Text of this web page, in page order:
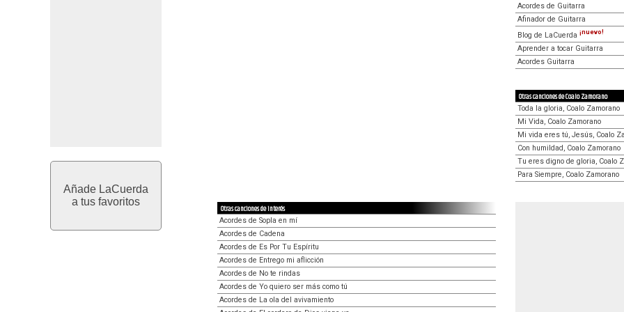
Añade LaCuerda
a tus favoritos
Acordes de Guitarra
Afinador de Guitarra
Blog de LaCuerda ¡nuevo!
Aprender a tocar Guitarra
Acordes Guitarra
Otras canciones de Coalo Zamorano
Toda la gloria, Coalo Zamorano
Mi Vida, Coalo Zamorano
Mi vida eres tú, Jesús, Coalo
Con humildad, Coalo Zamorano
Tu eres digno de gloria, Coalo
Para Siempre, Coalo Zamorano
Otras canciones de interés
Acordes de Sopla en mí
Acordes de Cadena
Acordes de Es Por Tu Espíritu
Acordes de Entrego mi aflicción
Acordes de No te rindas
Acordes de Yo quiero ser más como tú
Acordes de La ola del avivamiento